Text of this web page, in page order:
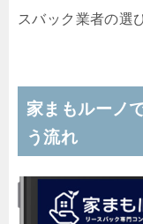
スバック業者の選
家まもルーノ
う流れ